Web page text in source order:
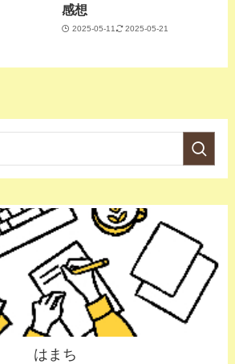
感想
2025-05-11 2025-05-21
はまち